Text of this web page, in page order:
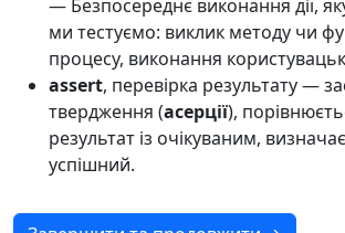
— Безпосереднє виконання дії,
ми тестуємо: виклик методу чи
процесу, виконання
assert, перевірка результату —
твердження (асерції),
результат із очікуваним,
успішний.